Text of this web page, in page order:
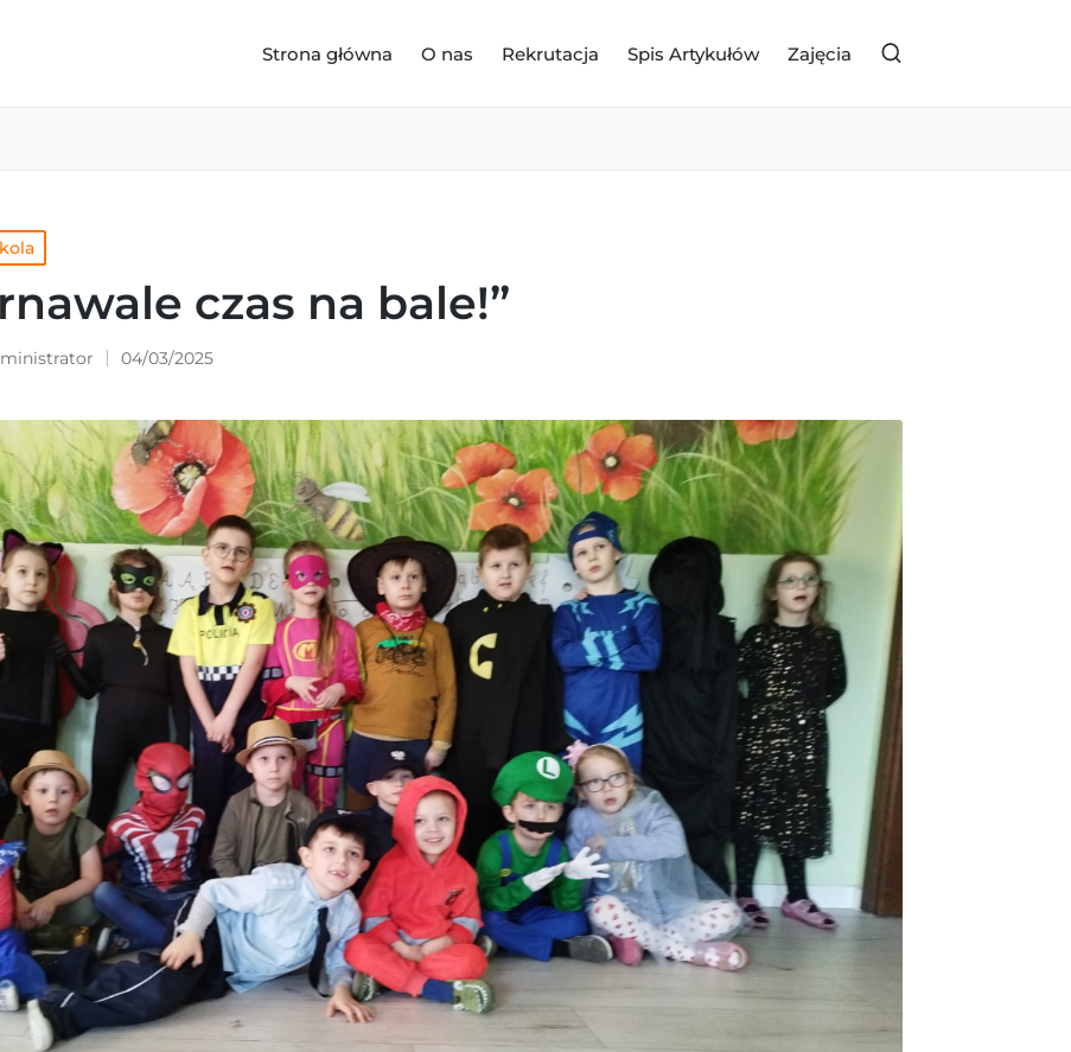
Strona główna O nas Rekrutacja Spis Artykułów Zajęcia
czas na bale!”
04/03/2025